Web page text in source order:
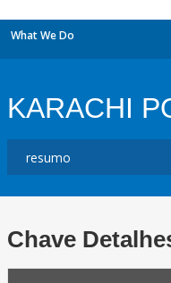
What We Do
KARACHI
Chave